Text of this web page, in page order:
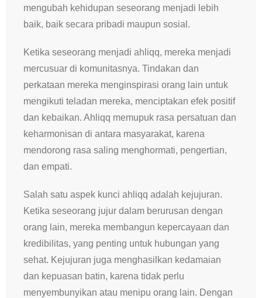
mengubah kehidupan seseorang menjadi lebih
baik, baik secara pribadi maupun sosial.
Ketika seseorang menjadi ahliqq, mereka menjadi
mercusuar di komunitasnya. Tindakan dan
perkataan mereka menginspirasi orang lain untuk
mengikuti teladan mereka, menciptakan efek positif
dan kebaikan. Ahliqq memupuk rasa persatuan dan
keharmonisan di antara masyarakat, karena
mendorong rasa saling menghormati, pengertian,
dan empati.
Salah satu aspek kunci ahliqq adalah kejujuran.
Ketika seseorang jujur ​​dalam berurusan dengan
orang lain, mereka membangun kepercayaan dan
kredibilitas, yang penting untuk hubungan yang
sehat. Kejujuran juga menghasilkan kedamaian
dan kepuasan batin, karena tidak perlu
menyembunyikan atau menipu orang lain. Dengan